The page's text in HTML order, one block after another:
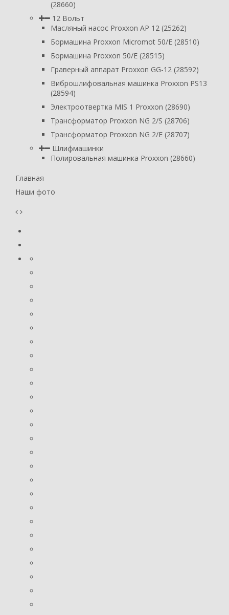
(28660)
12 Вольт
Масляный насос Proxxon AP 12 (25262)
Бормашина Proxxon Micromot 50/E (28510)
Бормашина Proxxon 50/E (28515)
Граверный аппарат Proxxon GG-12 (28592)
Виброшлифовальная машинка Proxxon PS13
(28594)
Электроотвертка MIS 1 Proxxon (28690)
Трансформатор Proxxon NG 2/S (28706)
Трансформатор Proxxon NG 2/E (28707)
Шлифмашинки
Полировальная машинка Proxxon (28660)
Главная
Наши фото